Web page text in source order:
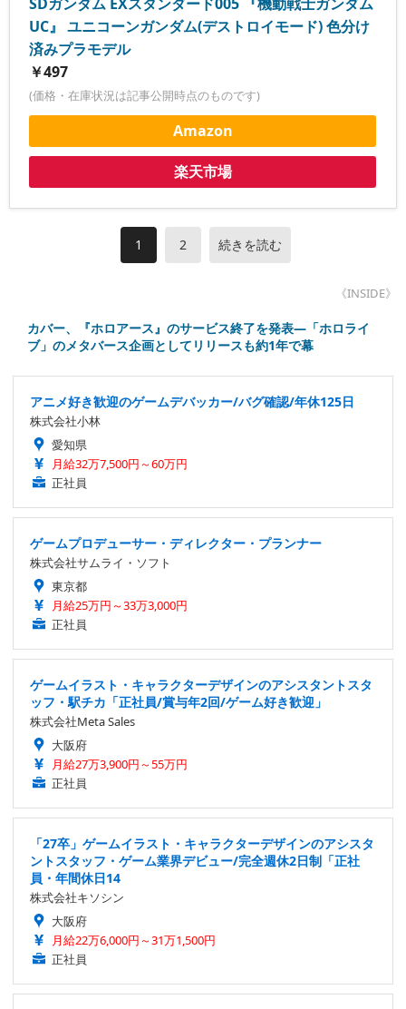
SDガンダム EXスタンダード005 『機動戦士ガンダム
UC』 ユニコーンガンダム(デストロイモード) 色分け
済みプラモデル
￥497
(価格・在庫状況は記事公開時点のものです)
Amazon
楽天市場
1 2 続きを読む
《INSIDE》
カバー、『ホロアース』のサービス終了を発表―「ホロライ
ブ」のメタバース企画としてリリースも約1年で幕
アニメ好き歓迎のゲームデバッカー/バグ確認/年休125日
株式会社小林
愛知県
月給32万7,500円～60万円
正社員
ゲームプロデューサー・ディレクター・プランナー
株式会社サムライ・ソフト
東京都
月給25万円～33万3,000円
正社員
ゲームイラスト・キャラクターデザインのアシスタントスタ
ッフ・駅チカ「正社員/賞与年2回/ゲーム好き歓迎」
株式会社Meta Sales
大阪府
月給27万3,900円～55万円
正社員
「27卒」ゲームイラスト・キャラクターデザインのアシスタ
ントスタッフ・ゲーム業界デビュー/完全週休2日制「正社
員・年間休日14
株式会社キソシン
大阪府
月給22万6,000円～31万1,500円
正社員